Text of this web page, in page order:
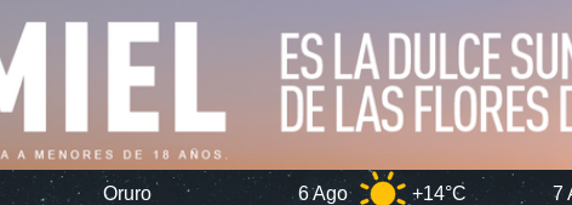
6 Ago +14°C 7 Ago +14°C